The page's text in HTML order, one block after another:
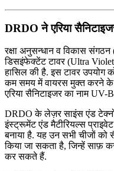
DRDO ने एरिया
रक्षा अनुसन्धान व विकास
डिसइंफेक्‍टेंट टावर (Ultra
हासिल की है. इस टावर उपयोग
कम समय में वायरस मुक्‍त करने के
एरिया सैनिटाइजर का नाम
DRDO के लेज़र साइंस एंड
इंस्ट्रूमेंट एंड मैटीरियल्स
बनाया है. यह उन सभी चीजों
किया जा सकता है, जिन्हें साफ़
कर सकते हैं.